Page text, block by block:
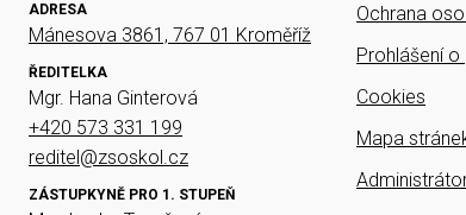
ADRESA
Mánesova 3861, 767 01 Kroměříž
ŘEDITELKA
Mgr. Hana Ginterová
+420 573 331 199
reditel@zsoskol.cz
ZÁSTUPKYNĚ PRO 1. STUPEŇ
Ochrana
Prohlášení
Cookies
Mapa